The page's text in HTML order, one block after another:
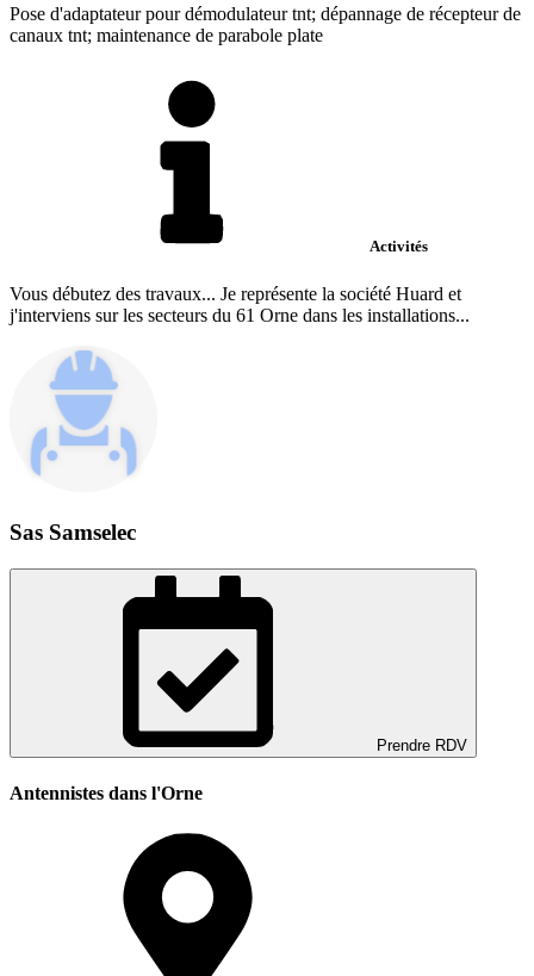
Pose d'adaptateur pour démodulateur tnt; dépannage de récepteur de
canaux tnt; maintenance de parabole plate
Activités
Vous débutez des travaux... Je représente la société Huard et
j'interviens sur les secteurs du 61 Orne dans les installations...
Sas Samselec
Prendre RDV
Antennistes dans l'Orne